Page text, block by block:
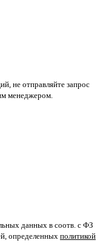
не отправляйте запрос
менеджером.
данных в соотв. с ФЗ
определенных политикой